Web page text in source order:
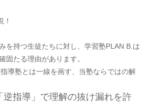
を持つ生徒たちに対し、学習塾PLAN B.は
固たる理由があります。
導塾とは一線を画す、当塾ならではの解
逆指導」で理解の抜け漏れを許